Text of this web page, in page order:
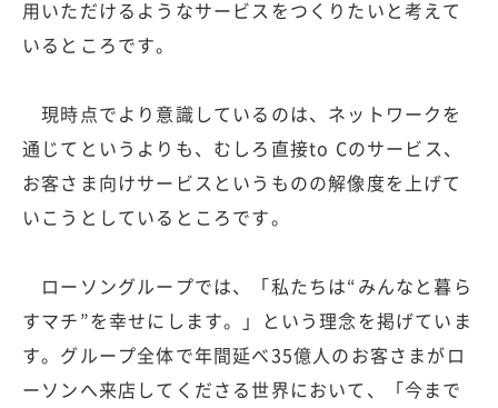
用いただけるようなサービスをつくりたいと考えて
いるところです。
現時点でより意識しているのは、ネットワークを
通じてというよりも、むしろ直接to Cのサービス、
お客さま向けサービスというものの解像度を上げて
いこうとしているところです。
ローソングループでは、「私たちは“みんなと暮ら
すマチ”を幸せにします。」という理念を掲げていま
す。グループ全体で年間延べ35億人のお客さまがロ
ーソンへ来店してくださる世界において、「今まで